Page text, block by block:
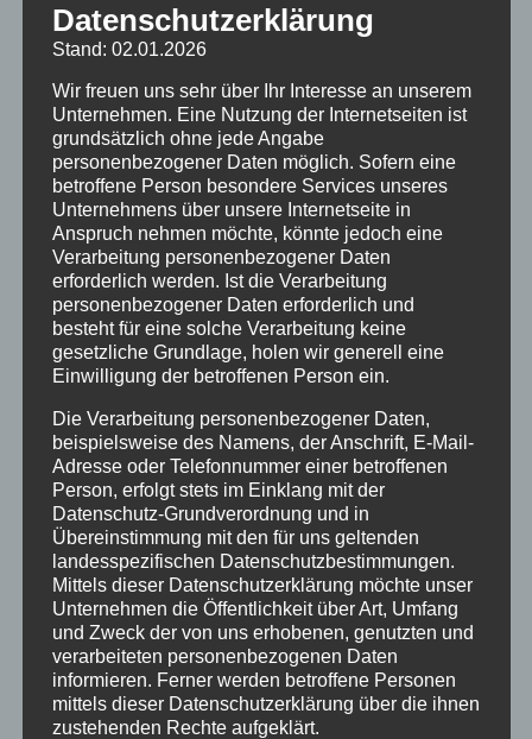
Die betroffene Person kann die Setzung von Cookies
durch unsere Internetseite jederzeit mittels einer
entsprechenden Einstellung des genutzten
Internetbrowsers verhindern und damit der Setzung von
Cookies dauerhaft widersprechen. Ferner können bereits
gesetzte Cookies jederzeit über einen Internetbrowser
oder andere Softwareprogramme gelöscht werden. Dies
ist in allen gängigen Internetbrowsern möglich.
Deaktiviert die betroffene Person die Setzung von
Cookies in dem genutzten Internetbrowser, sind unter
Umständen nicht alle Funktionen unserer Internetseite
vollumfänglich nutzbar.
Erfassung von allgemeinen Daten und Informationen
Die Internetseite erfasst mit jedem Aufruf der Internetseite
durch eine betroffene Person oder ein automatisiertes
System eine Reihe von allgemeinen Daten und
Informationen. Diese allgemeinen Daten und
Informationen werden in den Logfiles des Servers
gespeichert. Erfasst werden können die (1) verwendeten
Browsertypen und Versionen, (2) das vom zugreifenden
System verwendete Betriebssystem, (3) die Internetseite,
von welcher ein zugreifendes System auf unsere
Internetseite gelangt (sogenannte Referrer), (4) die
Unterwebseiten, welche über ein zugreifendes System
auf unserer Internetseite angesteuert werden, (5) das
Datum und die Uhrzeit eines Zugriffs auf die
Internetseite, (6) eine Internet-Protokoll-Adresse (IP-
Adresse), (7) der Internet-Service-Provider des
zugreifenden Systems und (8) sonstige ähnliche Daten
und Informationen, die der Gefahrenabwehr im Falle von
Angriffen auf unsere informationstechnologischen
Datenschutzerklärung
Stand: 02.01.2026
Wir freuen uns sehr über Ihr Interesse an unserem
Unternehmen. Eine Nutzung der Internetseiten ist
grundsätzlich ohne jede Angabe
personenbezogener Daten möglich. Sofern eine
betroffene Person besondere Services unseres
Unternehmens über unsere Internetseite in
Anspruch nehmen möchte, könnte jedoch eine
Verarbeitung personenbezogener Daten
erforderlich werden. Ist die Verarbeitung
personenbezogener Daten erforderlich und
besteht für eine solche Verarbeitung keine
gesetzliche Grundlage, holen wir generell eine
Einwilligung der betroffenen Person ein.
Die Verarbeitung personenbezogener Daten,
beispielsweise des Namens, der Anschrift, E-Mail-
Adresse oder Telefonnummer einer betroffenen
Person, erfolgt stets im Einklang mit der
Datenschutz-Grundverordnung und in
Übereinstimmung mit den für uns geltenden
landesspezifischen Datenschutzbestimmungen.
Mittels dieser Datenschutzerklärung möchte unser
Unternehmen die Öffentlichkeit über Art, Umfang
und Zweck der von uns erhobenen, genutzten und
verarbeiteten personenbezogenen Daten
informieren. Ferner werden betroffene Personen
mittels dieser Datenschutzerklärung über die ihnen
zustehenden Rechte aufgeklärt.